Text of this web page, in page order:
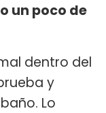
un poco de
dentro del
y
Lo